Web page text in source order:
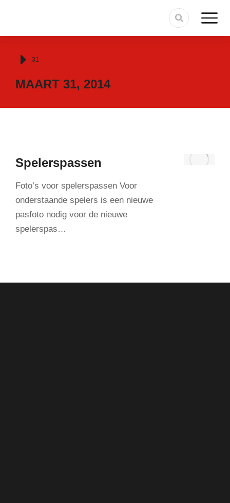
Je bent hier:
31
MAART 31, 2014
Spelerspassen
Foto’s voor spelerspassen Voor
onderstaande spelers is een nieuwe
pasfoto nodig voor de nieuwe
spelerspas…